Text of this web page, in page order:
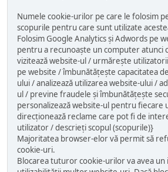
Numele cookie-urilor pe care le folosim
scopurile pentru care sunt utilizate
Folosim Google Analytics și Adwords pe
pentru a recunoaște un computer atunci
vizitează website-ul / urmărește
pe website / îmbunătățește capacitatea
ului / analizează utilizarea website-ului /
ul / previne fraudele și îmbunătățește
personalizează website-ul pentru fiecare
direcționează reclame care pot fi de
utilizator / descrieți scopul (scopurile)}
Majoritatea browser-elor vă permit să
cookie-uri.
Blocarea tuturor cookie-urilor va avea un